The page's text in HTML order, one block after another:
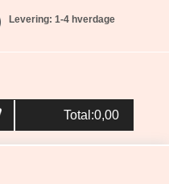
Levering: 1-4 hverdage
Total:0,00